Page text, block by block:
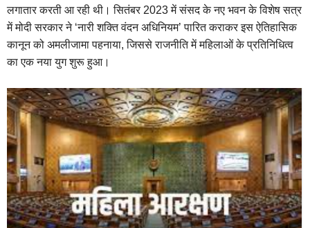
लगातार करती आ रही थी। सितंबर 2023 में संसद के नए भवन के विशेष सत्र
में मोदी सरकार ने ‘नारी शक्ति वंदन अधिनियम’ पारित कराकर इस ऐतिहासिक
कानून को अमलीजामा पहनाया, जिससे राजनीति में महिलाओं के प्रतिनिधित्व
का एक नया युग शुरू हुआ।